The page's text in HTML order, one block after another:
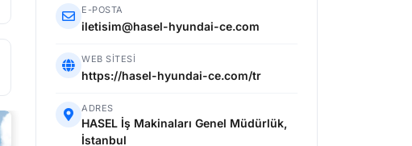
E-POSTA
iletisim@hasel-hyundai-ce.com
WEB SITESI
https://hasel-hyundai-ce.com/tr
ADRES
HASEL İş Makinaları Genel Müdürlük,
İstanbul